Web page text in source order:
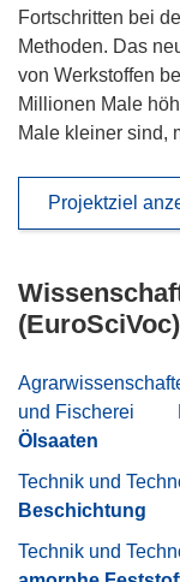
Fortschritten bei
Methoden. Das
von Werkstoffen
Millionen Male
Male kleiner sind,
Projektziel
(EuroSciVoc)
und Fischerei
Ölsaaten
Technik und
Beschichtung
Technik und